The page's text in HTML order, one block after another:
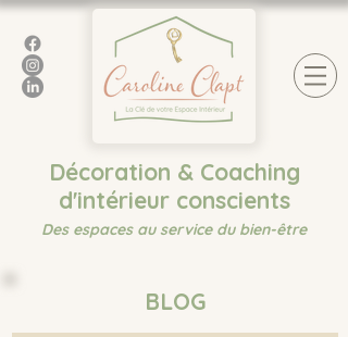
Décoration & Coaching
d'intérieur conscients
Des espaces au service du bien-être
BLOG